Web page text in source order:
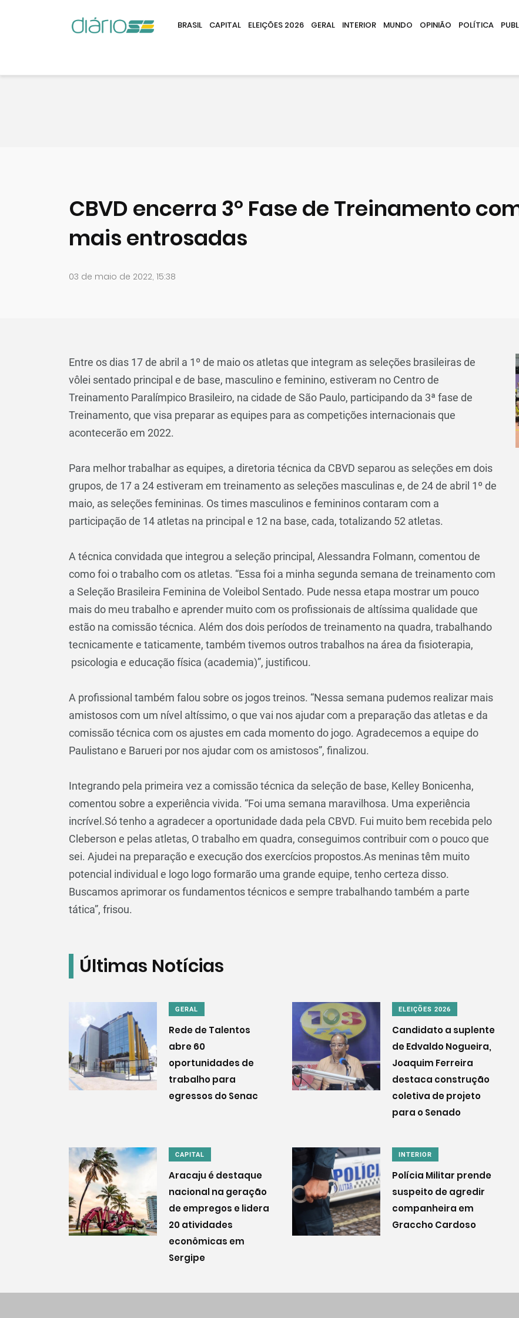
BRASIL CAPITAL ELEIÇÕES 2026 GERAL INTERIOR MUNDO OPINIÃO POLÍTICA
CBVD encerra 3º Fase de Treinamento
mais entrosadas
03 de maio de 2022, 15:38
Entre os dias 17 de abril a 1º de maio os atletas que integram as seleções brasileiras de
vôlei sentado principal e de base, masculino e feminino, estiveram no Centro de
Treinamento Paralímpico Brasileiro, na cidade de São Paulo, participando da 3ª fase de
Treinamento, que visa preparar as equipes para as competições internacionais que
acontecerão em 2022.
Para melhor trabalhar as equipes, a diretoria técnica da CBVD separou as seleções em dois
grupos, de 17 a 24 estiveram em treinamento as seleções masculinas e, de 24 de abril 1º de
maio, as seleções femininas. Os times masculinos e femininos contaram com a
participação de 14 atletas na principal e 12 na base, cada, totalizando 52 atletas.
A técnica convidada que integrou a seleção principal, Alessandra Folmann, comentou de
como foi o trabalho com os atletas. “Essa foi a minha segunda semana de treinamento com
a Seleção Brasileira Feminina de Voleibol Sentado. Pude nessa etapa mostrar um pouco
mais do meu trabalho e aprender muito com os profissionais de altíssima qualidade que
estão na comissão técnica. Além dos dois períodos de treinamento na quadra, trabalhando
tecnicamente e taticamente, também tivemos outros trabalhos na área da fisioterapia,
psicologia e educação física (academia)”, justificou.
A profissional também falou sobre os jogos treinos. “Nessa semana pudemos realizar mais
amistosos com um nível altíssimo, o que vai nos ajudar com a preparação das atletas e da
comissão técnica com os ajustes em cada momento do jogo. Agradecemos a equipe do
Paulistano e Barueri por nos ajudar com os amistosos”, finalizou.
Integrando pela primeira vez a comissão técnica da seleção de base, Kelley Bonicenha,
comentou sobre a experiência vivida. “Foi uma semana maravilhosa. Uma experiência
incrível.Só tenho a agradecer a oportunidade dada pela CBVD. Fui muito bem recebida pelo
Cleberson e pelas atletas, O trabalho em quadra, conseguimos contribuir com o pouco que
sei. Ajudei na preparação e execução dos exercícios propostos.As meninas têm muito
potencial individual e logo logo formarão uma grande equipe, tenho certeza disso.
Buscamos aprimorar os fundamentos técnicos e sempre trabalhando também a parte
tática”, frisou.
Últimas Notícias
GERAL
Rede de Talentos
abre 60
oportunidades de
trabalho para
egressos do Senac
ELEIÇÕES 2026
Candidato a suplente
de Edvaldo Nogueira,
Joaquim Ferreira
destaca construção
coletiva de projeto
para o Senado
CAPITAL
Aracaju é destaque
nacional na geração
de empregos e lidera
20 atividades
econômicas em
Sergipe
INTERIOR
Polícia Militar prende
suspeito de agredir
companheira em
Graccho Cardoso